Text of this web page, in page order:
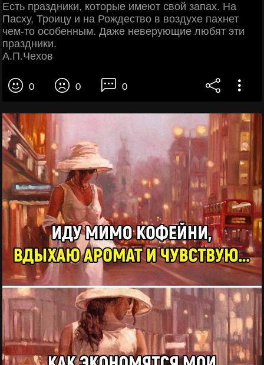
Есть праздники, которые имеют свой запах. На
Пасху, Троицу и на Рождество в воздухе пахнет
чем-то особенным. Даже неверующие любят эти
праздники.
А.П.Чехов
0 0 0